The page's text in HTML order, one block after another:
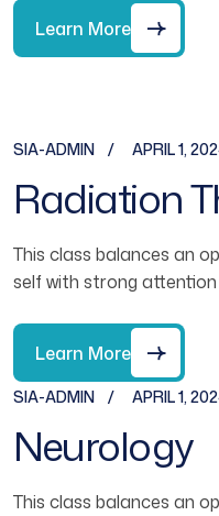
Learn More
SIA-ADMIN APRIL 1,
Radiation
This class balances an
self with strong
Learn More
SIA-ADMIN APRIL 1,
Neurology
This class balances an